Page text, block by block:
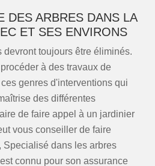
DES ARBRES DANS LA
ET SES ENVIRONS
devront toujours être éliminés.
à des travaux de
genres d'interventions qui
des différentes
de faire appel à un jardinier
vous conseiller de faire
dans les arbres
connu pour son assurance